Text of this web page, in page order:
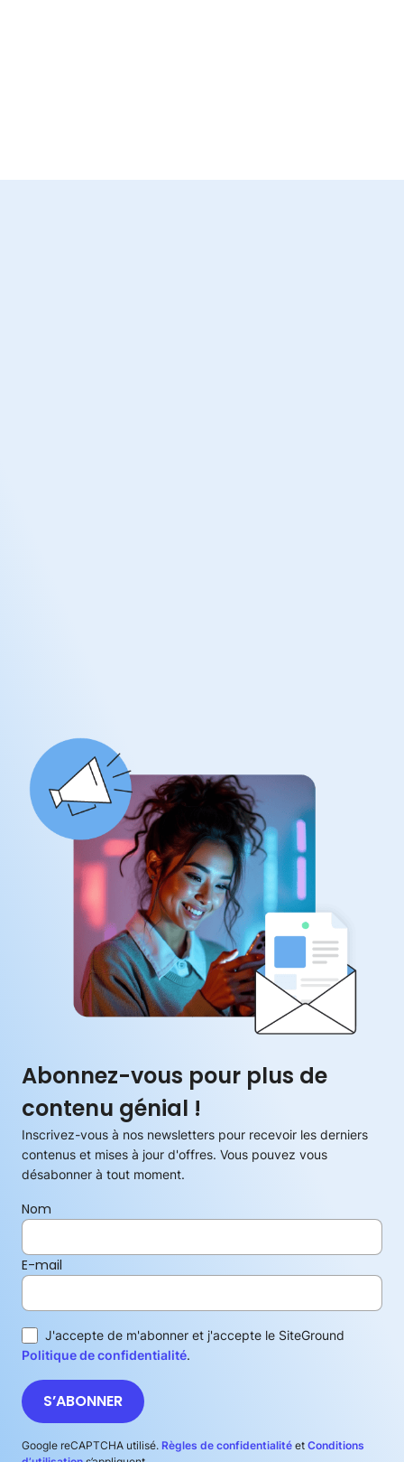
Abonnez-vous pour plus de
contenu génial !
Inscrivez-vous à nos newsletters pour recevoir les derniers
contenus et mises à jour d'offres. Vous pouvez vous
désabonner à tout moment.
Nom
E-mail
J'accepte de m'abonner et j'accepte le SiteGround
Politique de confidentialité.
S’ABONNER
Google reCAPTCHA utilisé. Règles de confidentialité et Conditions